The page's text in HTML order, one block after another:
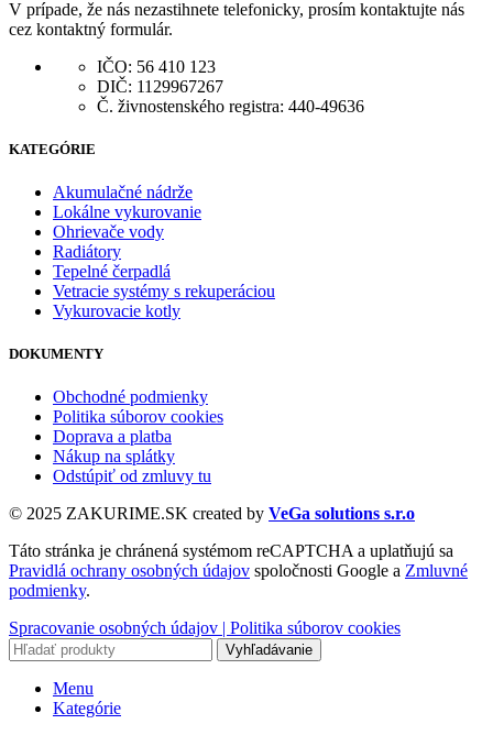
V prípade, že nás nezastihnete telefonicky, prosím kontaktujte nás
cez kontaktný formulár.
IČO: 56 410 123
DIČ: 1129967267
Č. živnostenského registra: 440-49636
KATEGÓRIE
Akumulačné nádrže
Lokálne vykurovanie
Ohrievače vody
Radiátory
Tepelné čerpadlá
Vetracie systémy s rekuperáciou
Vykurovacie kotly
DOKUMENTY
Obchodné podmienky
Politika súborov cookies
Doprava a platba
Nákup na splátky
Odstúpiť od zmluvy tu
© 2025 ZAKURIME.SK created by VeGa solutions s.r.o
Táto stránka je chránená systémom reCAPTCHA a uplatňujú sa
Pravidlá ochrany osobných údajov spoločnosti Google a Zmluvné
podmienky.
Spracovanie osobných údajov | Politika súborov cookies
Vyhľadávanie
Menu
Kategórie